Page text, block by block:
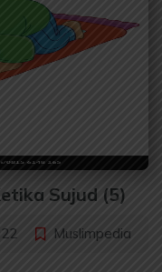
Sujud (5)
Muslimpedia